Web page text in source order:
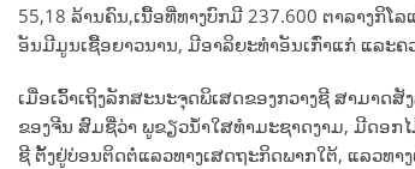
55,18 ລ້ານຄົນ,ເນື້ອທີ່ທາງບົກມີ 237.600 ຕາລາງກິ
ອັນມີມູນເຊື້ອຍາວນານ, ມີອາລິຍະທຳອັນເກົ່າແກ່ ແລະຄ
ເມື່ອເວົ້າເຖິງລັກສະນະຈຸດພິເສດຂອງກວາງຊີ ສາມາດ
ຂອງຈີນ ສົມຊື່ວ່າ ພູຂຽວນ້ຳໃສທຳມະຊາດງາມ, ມີດອກ
ຊີ ຕັ້ງຢູ່ບ່ອນຕິດຕໍ່ແລວທາງເສດຖະກິດພາກໃຕ້, ແລວທ